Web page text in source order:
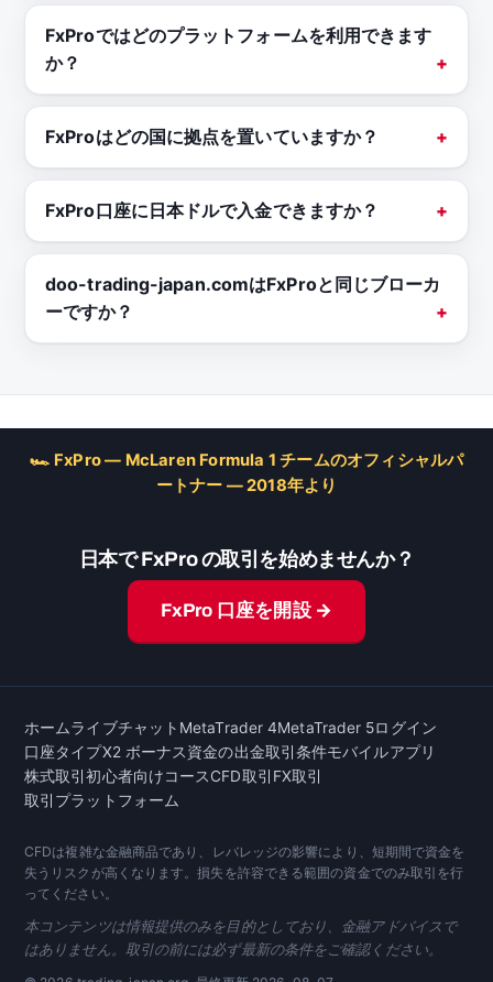
FxProではどのプラットフォームを利用できます
か？
FxProはどの国に拠点を置いていますか？
FxPro口座に日本ドルで入金できますか？
doo-trading-japan.comはFxProと同じブローカ
ーですか？
🏎 FxPro — McLaren Formula 1 チームのオフィシャルパ
ートナー — 2018年より
日本で FxPro の取引を始めませんか？
FxPro 口座を開設 →
ホームライブチャット MetaTrader 4MetaTrader 5ログイン
口座タイプX2 ボーナス資金の出金取引条件モバイルアプリ
株式取引初心者向けコースCFD取引 FX取引
取引プラットフォーム
CFDは複雑な金融商品であり、レバレッジの影響により、短期間で資金を
失うリスクが高くなります。損失を許容できる範囲の資金でのみ取引を行
ってください。
本コンテンツは情報提供のみを目的としており、金融アドバイスで
はありません。取引の前には必ず最新の条件をご確認ください。